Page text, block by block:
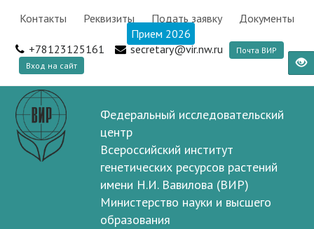
Контакты Реквизиты Подать заявку
Документы
Прием 2026
+78123125161
secretary@vir.nw.ru
Почта ВИР
Вход на сайт
Федеральный исследовательский
центр
Всероссийский институт
генетических ресурсов растений
имени Н.И. Вавилова (ВИР)
Министерство науки и высшего
образования